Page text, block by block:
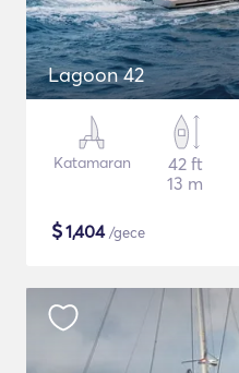
Lagoon 42
Katamaran
42 ft
13 m
$1,404/gece